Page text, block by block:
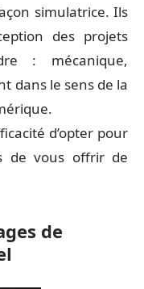
simulatrice. Ils
des projets
: mécanique,
dans le sens de la
d’opter pour
de vous offrir de
de